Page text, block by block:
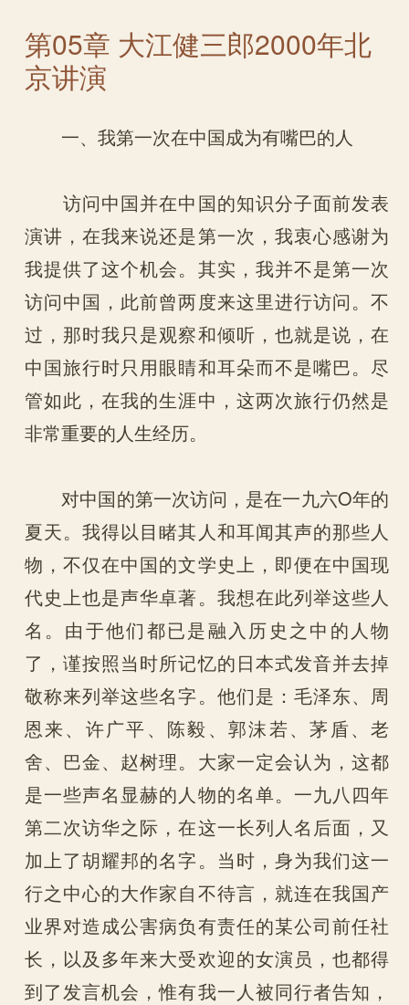
第05章 大江健三郎2000年北
京讲演
一、我第一次在中国成为有嘴巴的人
访问中国并在中国的知识分子面前发表
演讲，在我来说还是第一次，我衷心感谢为
我提供了这个机会。其实，我并不是第一次
访问中国，此前曾两度来这里进行访问。不
过，那时我只是观察和倾听，也就是说，在
中国旅行时只用眼睛和耳朵而不是嘴巴。尽
管如此，在我的生涯中，这两次旅行仍然是
非常重要的人生经历。
对中国的第一次访问，是在一九六O年的
夏天。我得以目睹其人和耳闻其声的那些人
物，不仅在中国的文学史上，即便在中国现
代史上也是声华卓著。我想在此列举这些人
名。由于他们都已是融入历史之中的人物
了，谨按照当时所记忆的日本式发音并去掉
敬称来列举这些名字。他们是：毛泽东、周
恩来、许广平、陈毅、郭沫若、茅盾、老
舍、巴金、赵树理。大家一定会认为，这都
是一些声名显赫的人物的名单。一九八四年
第二次访华之际，在这一长列人名后面，又
加上了胡耀邦的名字。当时，身为我们这一
行之中心的大作家自不待言，就连在我国产
业界对造成公害病负有责任的某公司前任社
长，以及多年来大受欢迎的女演员，也都得
到了发言机会，惟有我一人被同行者告知，